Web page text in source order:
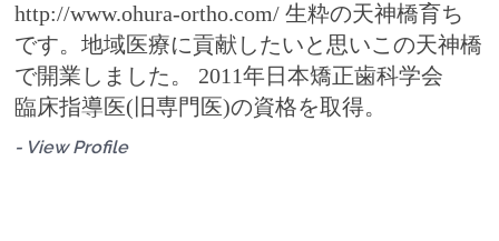
http://www.ohura-ortho.com/ 生粋の天神橋育ち
です。地域医療に貢献したいと思いこの天神橋
で開業しました。 2011年日本矯正歯科学会
臨床指導医(旧専門医)の資格を取得。
- View Profile